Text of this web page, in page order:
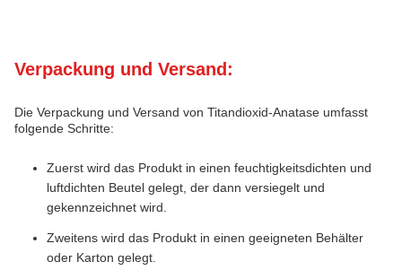
Verpackung und Versand:
Die Verpackung und Versand von Titandioxid-Anatase umfasst
folgende Schritte:
Zuerst wird das Produkt in einen feuchtigkeitsdichten und
luftdichten Beutel gelegt, der dann versiegelt und
gekennzeichnet wird.
Zweitens wird das Produkt in einen geeigneten Behälter
oder Karton gelegt.